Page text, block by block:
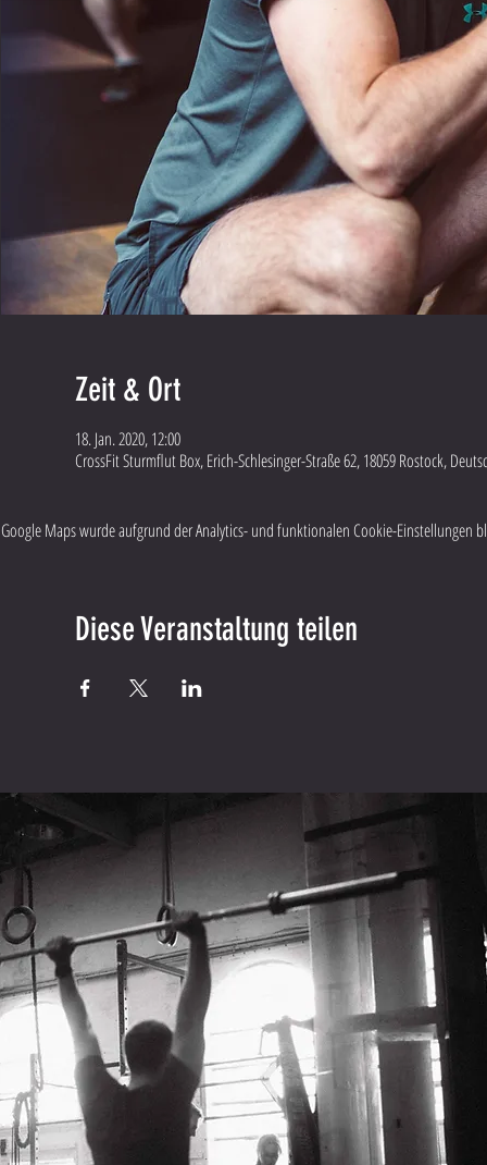
Zeit & Ort
18. Jan. 2020, 12:00
CrossFit Sturmflut Box, Erich-Schlesinger-Straße 62, 18059 Rostock,
Google Maps wurde aufgrund der Analytics- und funktionalen Cookie-Einstellungen
Diese Veranstaltung teilen